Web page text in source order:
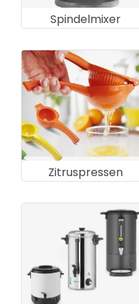
Spindelmixer
Zitruspressen